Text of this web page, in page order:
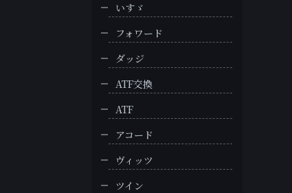
いすゞ
フォワード
ダッジ
ATF交換
ATF
アコード
ヴィッツ
ツイン